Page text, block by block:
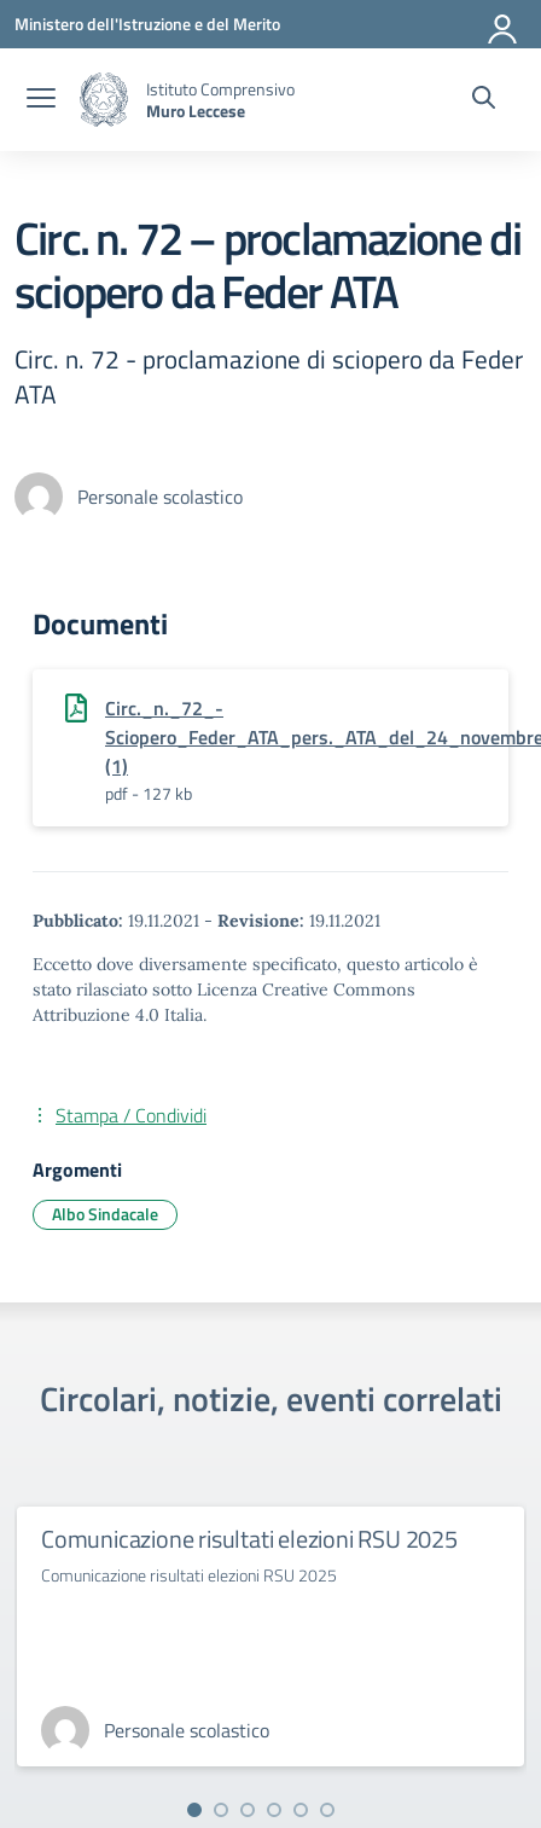
Vai ai contenuti
Vai al menu di navigazione
Vai al footer
Ministero dell'Istruzione e del Merito
Istituto Comprensivo
Muro Leccese
Circ. n. 72 – proclamazione di
sciopero da Feder ATA
Circ. n. 72 - proclamazione di sciopero da Feder
ATA
Personale scolastico
Documenti
Circ._n._72_-
(1)
pdf - 127 kb
Pubblicato: 19.11.2021 - Revisione: 19.11.2021
Eccetto dove diversamente specificato, questo articolo è
stato rilasciato sotto Licenza Creative Commons
Attribuzione 4.0 Italia.
Stampa / Condividi
Argomenti
Albo Sindacale
Circolari, notizie, eventi correlati
Comunicazione risultati elezioni RSU 2025
Comunicazione risultati elezioni RSU 2025
Personale scolastico